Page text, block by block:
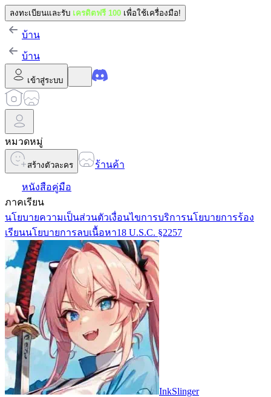
ลงทะเบียนและรับ เครดิตฟรี 100 เพื่อใช้เครื่องมือ!
บ้าน
บ้าน
เข้าสู่ระบบ
หมวดหมู่
สร้างตัวละคร ร้านค้า
หนังสือคู่มือ
ภาคเรียน
นโยบายความเป็นส่วนตัวเงื่อนไขการบริการนโยบายการร้อง
เรียนนโยบายการลบเนื้อหา18 U.S.C. §2257
InkSlinger